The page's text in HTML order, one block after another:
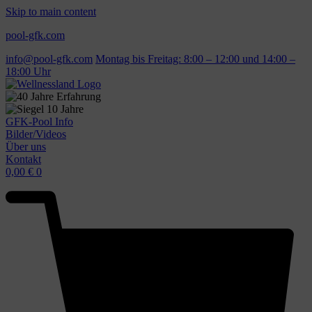
Skip to main content
pool-gfk.com
info@pool-gfk.com Montag bis Freitag: 8:00 – 12:00 und 14:00 –
18:00 Uhr
GFK-Pool Info
Bilder/Videos
Über uns
Kontakt
0,00 € 0